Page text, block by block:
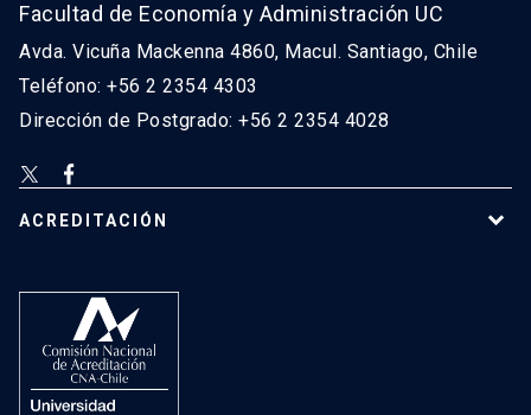
Facultad de Economía y Administración UC
Avda. Vicuña Mackenna 4860, Macul. Santiago, Chile
Teléfono: +56 2 2354 4303
Dirección de Postgrado: +56 2 2354 4028
ACREDITACIÓN